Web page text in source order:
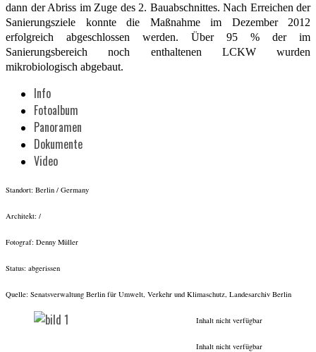
dann der Abriss im Zuge des 2. Bauabschnittes. Nach Erreichen der
Sanierungsziele konnte die Maßnahme im Dezember 2012
erfolgreich abgeschlossen werden. Über 95 % der im
Sanierungsbereich noch enthaltenen LCKW wurden
mikrobiologisch abgebaut.
Info
Fotoalbum
Panoramen
Dokumente
Video
Standort: Berlin / Germany
Architekt: /
Fotograf: Denny Müller
Status: abgerissen
Quelle: Senatsverwaltung Berlin für Umwelt, Verkehr und Klimaschutz, Landesarchiv Berlin
Inhalt nicht verfügbar
Inhalt nicht verfügbar